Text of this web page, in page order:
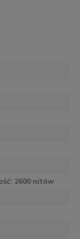
2600 nitów